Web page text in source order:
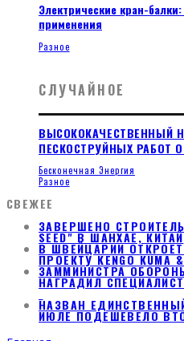
Электрические кран-
применения
Разное
СЛУЧАЙНОЕ
ВЫСОКОКАЧЕСТВЕННЫЙ
ПЕСКОСТРУЙНЫХ РАБОТ
Бесконечная Энергия
Разное
СВЕЖЕЕ
ЗАВЕРШЕНО
SEED" В ШАНХАЕ, КИТАЙ
В ШВЕЙЦАРИИ
ПРОЕКТУ KENGO KUMA
ЗАММИНИСТРА
НАГРАДИЛ
НАЗВАН
ИЮЛЕ ПОДЕШЕВЕЛО